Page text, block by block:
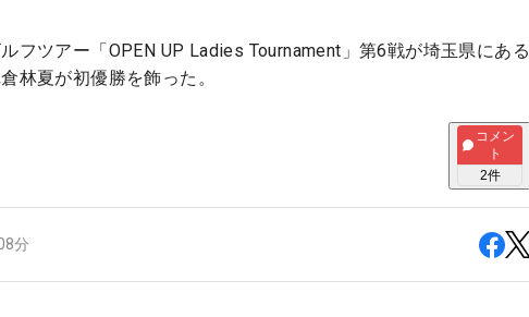
フツアー「OPEN UP Ladies Tournament」第6戦が埼玉県にある
林夏が初優勝を飾った。
コメン
ト
2件
分